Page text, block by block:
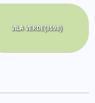
VILA VERDE(3598)